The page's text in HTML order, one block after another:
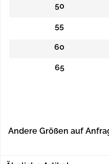
50
55
60
65
Andere Größen auf